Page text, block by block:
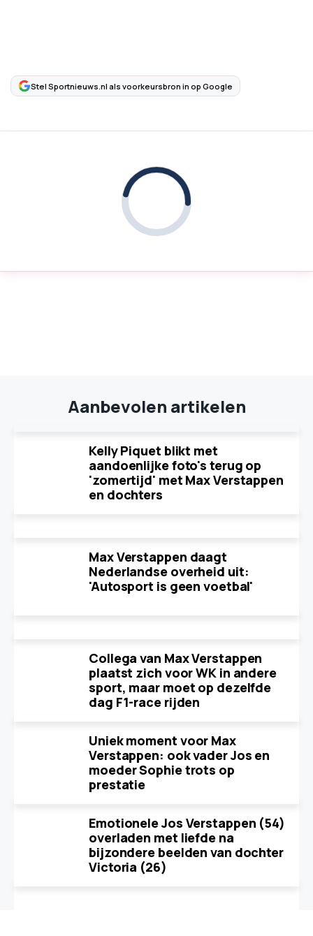
Stel Sportnieuws.nl als voorkeursbron in op Google
Aanbevolen artikelen
Kelly Piquet blikt met
aandoenlijke foto's terug op
'zomertijd' met Max Verstappen
en dochters
Max Verstappen daagt
Nederlandse overheid uit:
'Autosport is geen voetbal'
Collega van Max Verstappen
plaatst zich voor WK in andere
sport, maar moet op dezelfde
dag F1-race rijden
Uniek moment voor Max
Verstappen: ook vader Jos en
moeder Sophie trots op
prestatie
Emotionele Jos Verstappen (54)
overladen met liefde na
bijzondere beelden van dochter
Victoria (26)